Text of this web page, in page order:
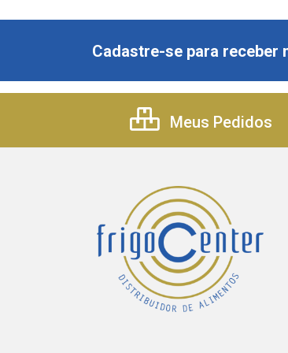
Cadastre-se para receber
Meus Pedidos